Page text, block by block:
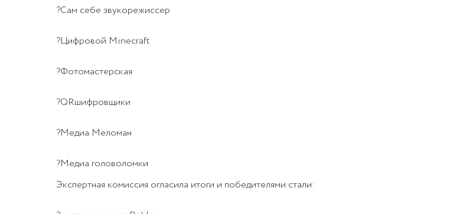
?Сам себе звукорежиссер
?Цифровой Minecraft
?Фотомастерская
?QRшифровщики
?Медиа Меломан
?Медиа головоломки
Экспертная комиссия огласила итоги и победителями стали: